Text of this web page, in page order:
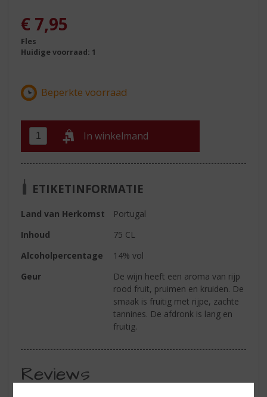
€ 7,95
Fles
Huidige voorraad: 1
In winkelmand
ETIKETINFORMATIE
Land van Herkomst
Portugal
Inhoud
75 CL
Alcoholpercentage
14% vol
Geur
De wijn heeft een aroma van rijp
rood fruit, pruimen en kruiden. De
smaak is fruitig met rijpe, zachte
tannines. De afdronk is lang en
fruitig.
Reviews